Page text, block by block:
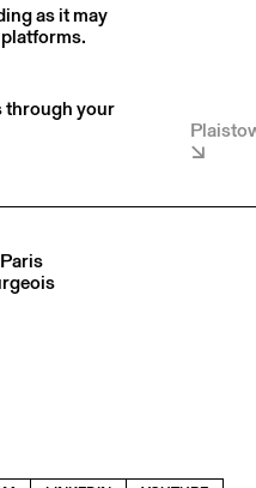
as it may
through your